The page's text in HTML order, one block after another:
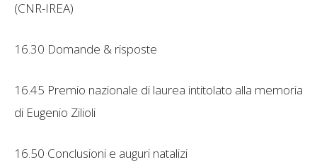
(CNR-IREA)
16.30 Domande & risposte
16.45 Premio nazionale di laurea intitolato alla memoria
di Eugenio Zilioli
16.50 Conclusioni e auguri natalizi